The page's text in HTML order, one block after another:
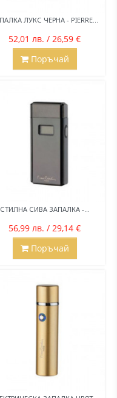
ЛУКС ЧЕРНА - PIERRE...
52,01 лв. / 26,59 €
Поръчай
СТИЛНА СИВА ЗАПАЛКА -...
56,99 лв. / 29,14 €
Поръчай